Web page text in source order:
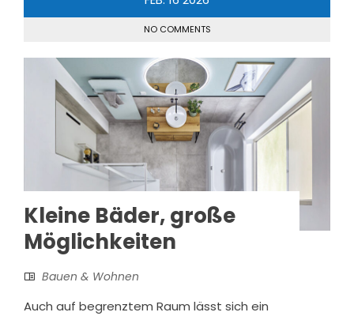
NO COMMENTS
Kleine Bäder, große
Möglichkeiten
Bauen & Wohnen
Auch auf begrenztem Raum lässt sich ein